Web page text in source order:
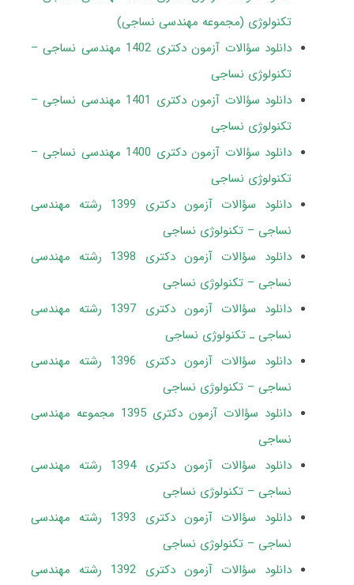
تکنولوژی (مجموعه مهندسی نساجی)
دانلود سؤالات آزمون دکتری 1402 مهندسی نساجی –
تکنولوژی نساجی
دانلود سؤالات آزمون دکتری 1401 مهندسی نساجی –
تکنولوژی نساجی
دانلود سؤالات آزمون دکتری 1400 مهندسی نساجی –
تکنولوژی نساجی
دانلود سؤالات آزمون دکتری 1399 رشته مهندسی
نساجی – تکنولوژی نساجی
دانلود سؤالات آزمون دکتری 1398 رشته مهندسی
نساجی – تکنولوژی نساجی
دانلود سؤالات آزمون دکتری 1397 رشته مهندسی
نساجی ـ تکنولوژی نساجی
دانلود سؤالات آزمون دکتری 1396 رشته مهندسی
نساجی – تکنولوژی نساجی
دانلود سؤالات آزمون دکتری 1395 مجموعه مهندسی
نساجی
دانلود سؤالات آزمون دکتری 1394 رشته مهندسی
نساجی – تکنولوژی نساجی
دانلود سؤالات آزمون دکتری 1393 رشته مهندسی
نساجی – تکنولوژی نساجی
دانلود سؤالات آزمون دکتری 1392 رشته مهندسی